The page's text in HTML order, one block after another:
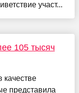
участ...
105 тысяч
качестве
представила